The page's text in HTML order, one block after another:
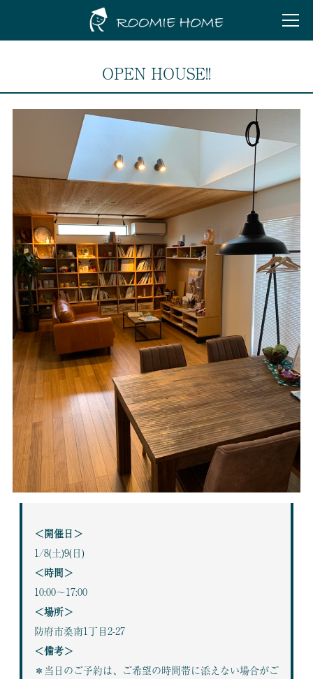
OPEN HOUSE!!
＜開催日＞
1/8(土)9(日)
＜時間＞
10:00～17:00
＜場所＞
防府市桑南1丁目2-27
＜備考＞
＊当日のご予約は、ご希望の時間帯に添えない場合がご